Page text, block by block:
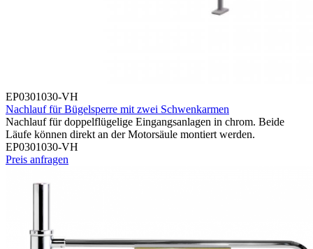
EP0301030-VH
Nachlauf für Bügelsperre mit zwei Schwenkarmen
Nachlauf für doppelflügelige Eingangsanlagen in chrom. Beide
Läufe können direkt an der Motorsäule montiert werden.
EP0301030-VH
Preis anfragen